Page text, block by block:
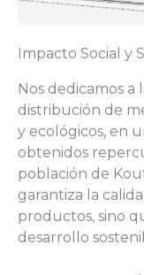
Impacto Social y
Nos dedicamos a
distribución de
y ecológicos, en
obtenidos
población de
garantiza la
productos, sino
desarrollo